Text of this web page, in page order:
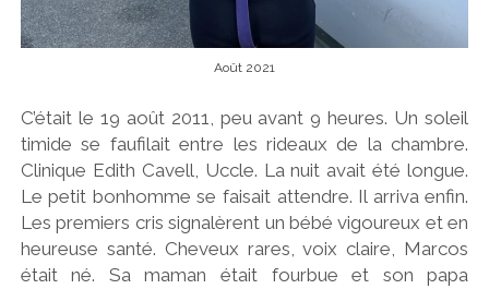
g
'
Août 2021
C’était le 19 août 2011, peu avant 9 heures. Un soleil
timide se faufilait entre les rideaux de la chambre.
Clinique Edith Cavell, Uccle. La nuit avait été longue.
Le petit bonhomme se faisait attendre. Il arriva enfin.
Les premiers cris signalèrent un bébé vigoureux et en
heureuse santé. Cheveux rares, voix claire, Marcos
était né. Sa maman était fourbue et son papa